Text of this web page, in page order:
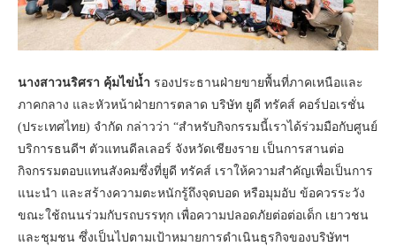
นางสาวนริศรา คุ้มไข่น้ำ รองประธานฝ่ายขายพื้นที่ภาคเหนือและ
ภาคกลาง และหัวหน้าฝ่ายการตลาด บริษัท ยูดี ทรัคส์ คอร์ปอเรชั่น
(ประเทศไทย) จำกัด กล่าวว่า “สำหรับกิจกรรมนี้เราได้ร่วมมือกับศูนย์
บริการธนดีฯ ตัวแทนดีลเลอร์ จังหวัดเชียงราย เป็นการสานต่อ
กิจกรรมตอบแทนสังคมซึ่งที่ยูดี ทรัคส์ เราให้ความสำคัญเพื่อเป็นการ
แนะนำ และสร้างความตะหนักรู้ถึงจุดบอด หรือมุมอับ ข้อควรระวัง
ขณะใช้ถนนร่วมกับรถบรรทุก เพื่อความปลอดภัยต่อต่อเด็ก เยาวชน
และชุมชน ซึ่งเป็นไปตามเป้าหมายการดำเนินธุรกิจของบริษัทฯ